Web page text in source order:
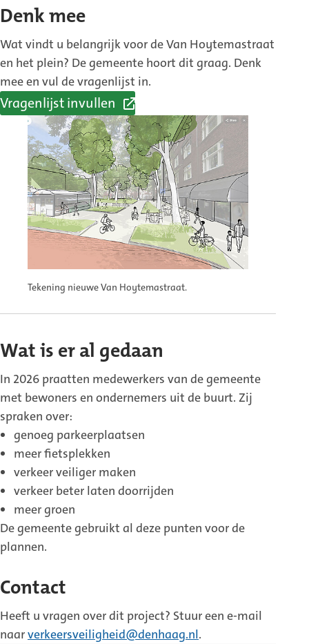
Denk mee
Wat vindt u belangrijk voor de Van Hoytemastraat
en het plein? De gemeente hoort dit graag. Denk
mee en vul de vragenlijst in.
Vragenlijst invullen
(Externe
link)
Tekening nieuwe Van Hoytemastraat.
Wat is er al gedaan
In 2026 praatten medewerkers van de gemeente
met bewoners en ondernemers uit de buurt. Zij
spraken over:
genoeg parkeerplaatsen
meer fietsplekken
verkeer veiliger maken
verkeer beter laten doorrijden
meer groen
De gemeente gebruikt al deze punten voor de
plannen.
Contact
Heeft u vragen over dit project? Stuur een e-mail
naarverkeersveiligheid@denhaag.nl.